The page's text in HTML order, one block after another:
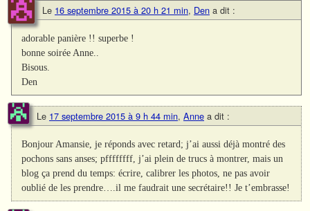
Le 16 septembre 2015 à 20 h 21 min, Den a dit :
adorable panière !! superbe !
bonne soirée Anne..
Bisous.
Den
Le 17 septembre 2015 à 9 h 44 min, Anne a dit :
Bonjour Amansie, je réponds avec retard; j’ai aussi déjà montré des
pochons sans anses; pffffffff, j’ai plein de trucs à montrer, mais un
blog ça prend du temps: écrire, calibrer les photos, ne pas avoir
oublié de les prendre….il me faudrait une secrétaire!! Je t’embrasse!